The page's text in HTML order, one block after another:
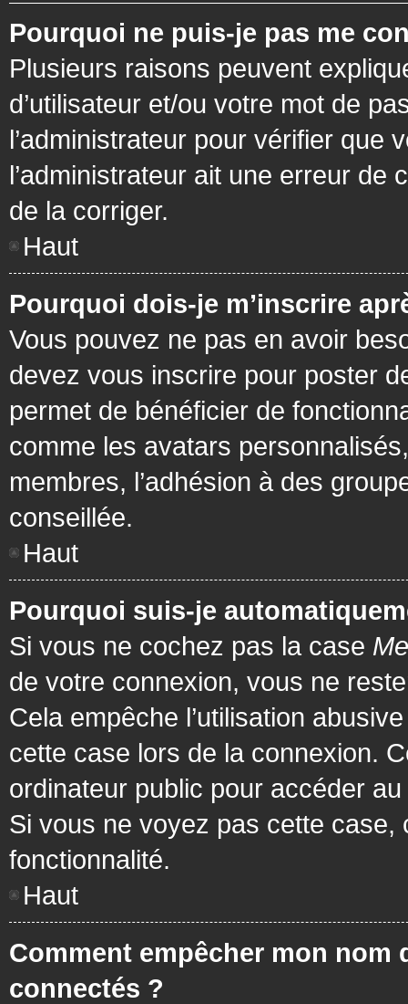
Pourquoi ne puis-je pas me
Plusieurs raisons peuvent
d’utilisateur et/ou votre mot de
l’administrateur pour vérifier que
l’administrateur ait une erreur de
de la corriger.
Haut
Pourquoi dois-je m’inscrire
Vous pouvez ne pas en avoir
devez vous inscrire pour poster
permet de bénéficier de
comme les avatars
membres, l’adhésion à des
conseillée.
Haut
Pourquoi suis-je
Si vous ne cochez pas la case
de votre connexion, vous ne
Cela empêche l’utilisation
cette case lors de la connexion.
ordinateur public pour accéder
Si vous ne voyez pas cette case,
fonctionnalité.
Haut
Comment empêcher mon nom
connectés ?